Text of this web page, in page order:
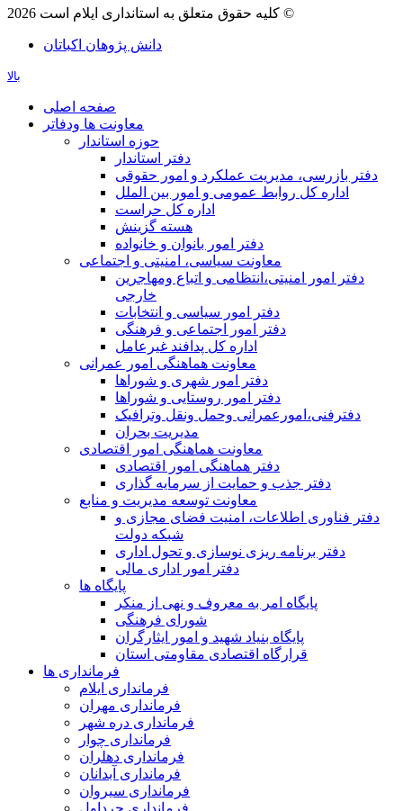
کلیه حقوق متعلق به استانداری ایلام است 2026 ©
دانش پژوهان اکباتان
بالا
صفحه اصلی
معاونت ها ودفاتر
حوزه استاندار
دفتر استاندار
دفتر بازرسی، مدیریت عملکرد و امور حقوقی
اداره کل روابط عمومی و امور بین الملل
اداره کل حراست
هسته گزینش
دفتر امور بانوان و خانواده
معاونت سیاسی، امنیتی و اجتماعی
دفتر امور امنيتی،انتظامی و اتباع ومهاجرین
خارجی
دفتر امور سیاسی و انتخابات
دفتر امور اجتماعی و فرهنگی
اداره کل پدافند غیرعامل
معاونت هماهنگی امور عمرانی
دفتر امور شهری و شوراها
دفتر امور روستایی و شوراها
دفترفنی،امورعمرانی وحمل ونقل وترافيک
مدیریت بحران
معاونت هماهنگی امور اقتصادی
دفتر هماهنگی امور اقتصادی
دفتر جذب و حمایت از سرمایه گذاری
معاونت توسعه مدیریت و منابع
دفتر فناوری اطلاعات، امنیت فضای مجازی و
شبکه دولت
دفتر برنامه ریزی نوسازی و تحول اداری
دفتر امور اداری مالی
پایگاه ها
پایگاه امر به معروف و نهی از منکر
شورای فرهنگی
پایگاه بنیاد شهید و امور ایثارگران
قرارگاه اقتصادی مقاومتی استان
فرمانداری ها
فرمانداری ایلام
فرمانداری مهران
فرمانداری دره شهر
فرمانداری چوار
فرمانداری دهلران
فرمانداری آبدانان
فرمانداری سیروان
فرمانداری چرداول